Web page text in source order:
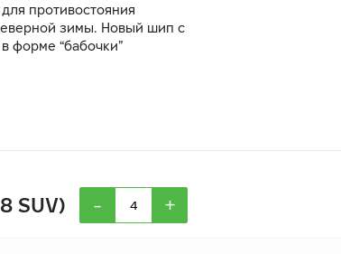
противостояния
зимы. Новый шип с
форме “бабочки”
сцепление на льду и мягкое
50% по сравнению с
и одновременно
полотном.
SUV) - +